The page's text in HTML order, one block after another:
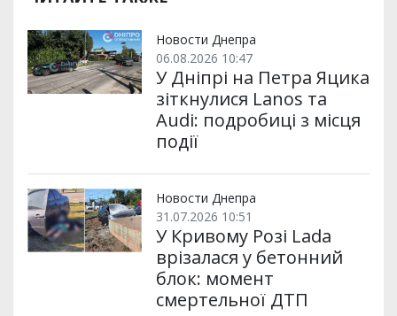
Новости Днепра
06.08.2026 10:47
У Дніпрі на Петра Яцика
зіткнулися Lanos та
Audi: подробиці з місця
події
Новости Днепра
31.07.2026 10:51
У Кривому Розі Lada
врізалася у бетонний
блок: момент
смертельної ДТП